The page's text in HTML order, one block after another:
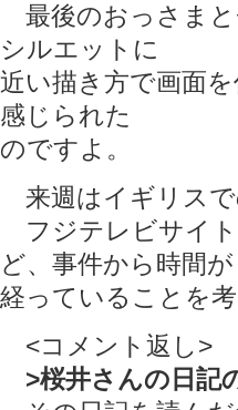
最後のおっさま
シルエットに
近い描き方で画面
感じられた
のですよ。
来週はイギリスで
フジテレビサイ
ど、事件から時間が
経っていることを
<コメント返し>
>桜井さんの日記